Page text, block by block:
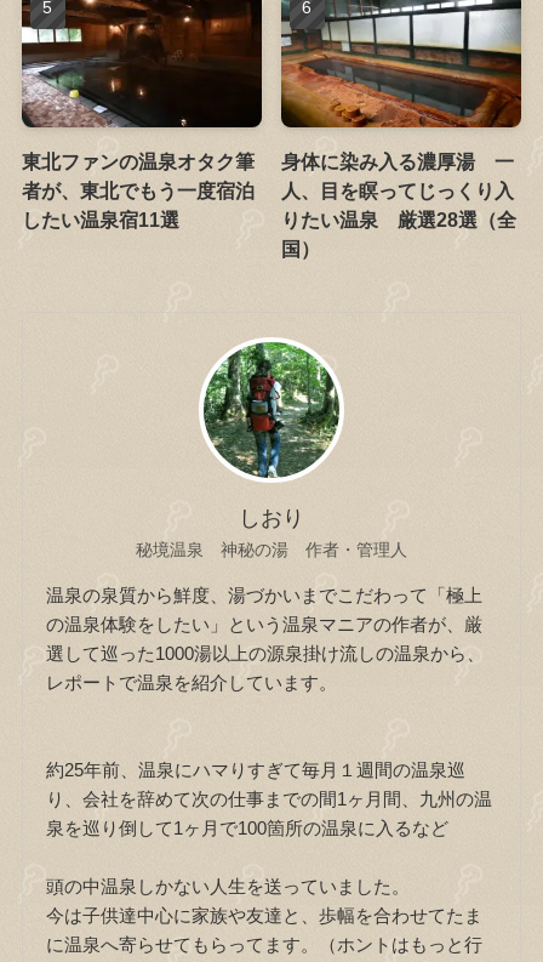
東北ファンの温泉オタク筆
者が、東北でもう一度宿泊
したい温泉宿11選
身体に染み入る濃厚湯 一
人、目を瞑ってじっくり入
りたい温泉 厳選28選（全
国）
しおり
秘境温泉 神秘の湯 作者・管理人
温泉の泉質から鮮度、湯づかいまでこだわって「極上
の温泉体験をしたい」という温泉マニアの作者が、厳
選して巡った1000湯以上の源泉掛け流しの温泉から、
レポートで温泉を紹介しています。
約25年前、温泉にハマりすぎて毎月１週間の温泉巡
り、会社を辞めて次の仕事までの間1ヶ月間、九州の温
泉を巡り倒して1ヶ月で100箇所の温泉に入るなど
頭の中温泉しかない人生を送っていました。
今は子供達中心に家族や友達と、歩幅を合わせてたま
に温泉へ寄らせてもらってます。（ホントはもっと行